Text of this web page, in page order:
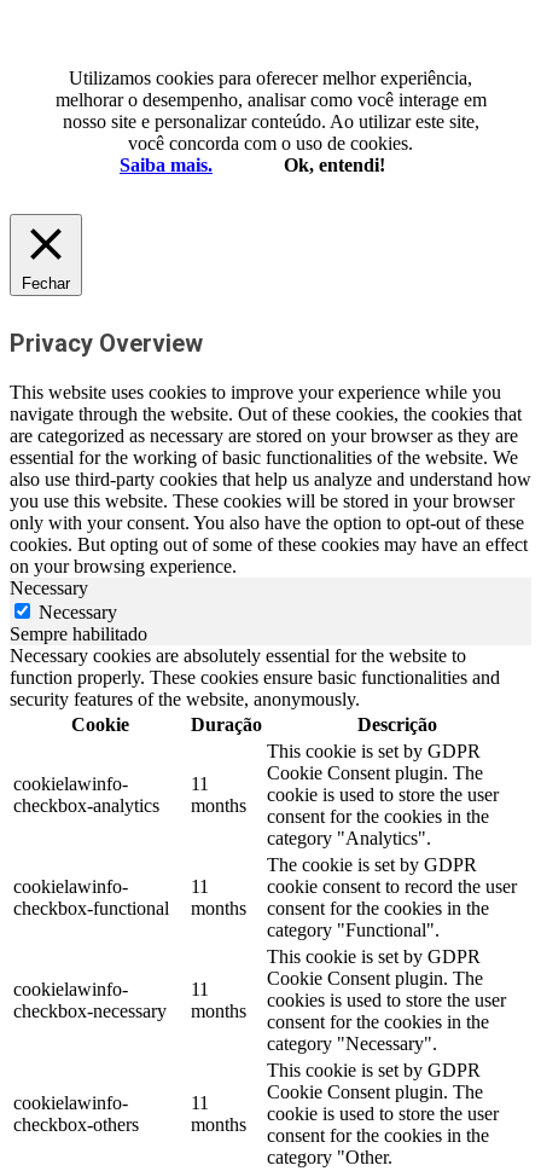
Utilizamos cookies para oferecer melhor experiência,
melhorar o desempenho, analisar como você interage em
nosso site e personalizar conteúdo. Ao utilizar este site,
você concorda com o uso de cookies.
Saiba mais.
Ok, entendi!
Fechar
Privacy Overview
This website uses cookies to improve your experience while you
navigate through the website. Out of these cookies, the cookies that
are categorized as necessary are stored on your browser as they are
essential for the working of basic functionalities of the website. We
also use third-party cookies that help us analyze and understand how
you use this website. These cookies will be stored in your browser
only with your consent. You also have the option to opt-out of these
cookies. But opting out of some of these cookies may have an effect
on your browsing experience.
Necessary
Necessary
Sempre habilitado
Necessary cookies are absolutely essential for the website to
function properly. These cookies ensure basic functionalities and
security features of the website, anonymously.
Cookie
Duração Descrição
cookielawinfo-
checkbox-analytics
11
months
This cookie is set by GDPR
Cookie Consent plugin. The
cookie is used to store the user
consent for the cookies in the
category "Analytics".
cookielawinfo-
checkbox-functional
11
months
The cookie is set by GDPR
cookie consent to record the user
consent for the cookies in the
category "Functional".
cookielawinfo-
checkbox-necessary
11
months
This cookie is set by GDPR
Cookie Consent plugin. The
cookies is used to store the user
consent for the cookies in the
category "Necessary".
cookielawinfo-
checkbox-others
11
months
This cookie is set by GDPR
Cookie Consent plugin. The
cookie is used to store the user
consent for the cookies in the
category "Other.